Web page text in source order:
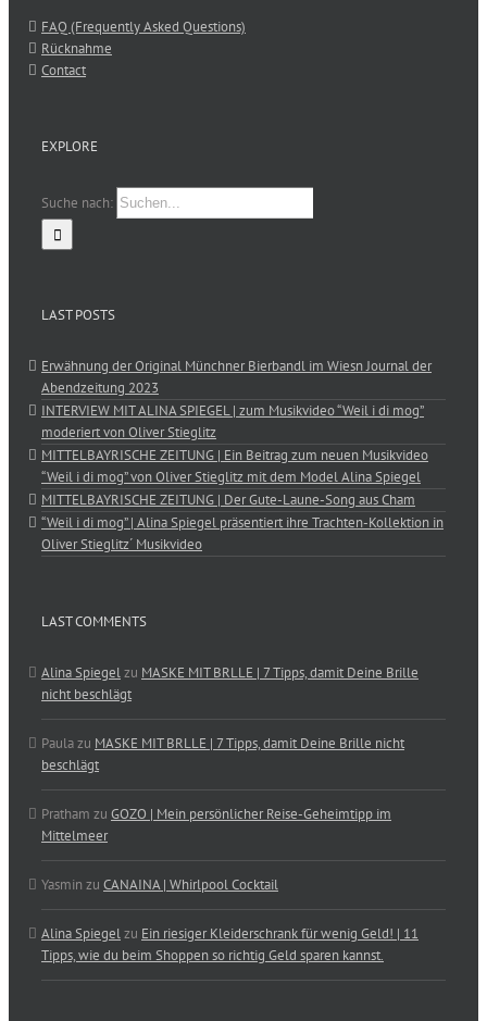
FAQ (Frequently Asked Questions)
Rücknahme
Contact
EXPLORE
Suche nach:
LAST POSTS
Erwähnung der Original Münchner Bierbandl im Wiesn Journal der
Abendzeitung 2023
INTERVIEW MIT ALINA SPIEGEL | zum Musikvideo “Weil i di mog”
moderiert von Oliver Stieglitz
MITTELBAYRISCHE ZEITUNG | Ein Beitrag zum neuen Musikvideo
“Weil i di mog” von Oliver Stieglitz mit dem Model Alina Spiegel
MITTELBAYRISCHE ZEITUNG | Der Gute-Laune-Song aus Cham
“Weil i di mog” | Alina Spiegel präsentiert ihre Trachten-Kollektion in
Oliver Stieglitz´ Musikvideo
LAST COMMENTS
Alina Spiegelzu MASKE MIT BRLLE | 7 Tipps, damit Deine Brille
nicht beschlägt
Paulazu MASKE MIT BRLLE | 7 Tipps, damit Deine Brille nicht
beschlägt
Pratham zu GOZO | Mein persönlicher Reise-Geheimtipp im
Mittelmeer
Yasmin zu CANAINA | Whirlpool Cocktail
Alina Spiegelzu Ein riesiger Kleiderschrank für wenig Geld! | 11
Tipps, wie du beim Shoppen so richtig Geld sparen kannst.